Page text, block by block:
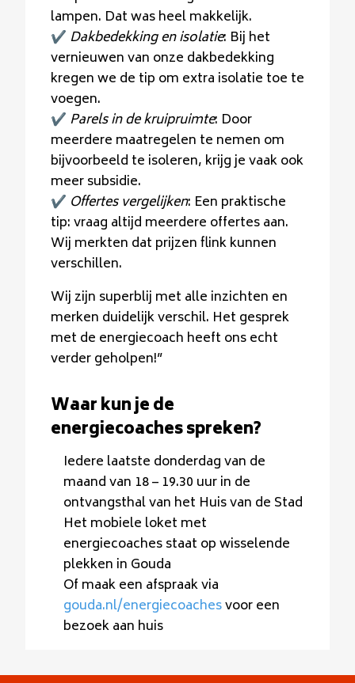
lampen. Dat was heel makkelijk.
✔️ Dakbedekking en isolatie: Bij het
vernieuwen van onze dakbedekking
kregen we de tip om extra isolatie toe te
voegen.
✔️ Parels in de kruipruimte: Door
meerdere maatregelen te nemen om
bijvoorbeeld te isoleren, krijg je vaak ook
meer subsidie.
✔️ Offertes vergelijken: Een praktische
tip: vraag altijd meerdere offertes aan.
Wij merkten dat prijzen flink kunnen
verschillen.
Wij zijn superblij met alle inzichten en
merken duidelijk verschil. Het gesprek
met de energiecoach heeft ons echt
verder geholpen!”
Waar kun je de
energiecoaches spreken?
Iedere laatste donderdag van de
maand van 18 – 19.30 uur in de
ontvangsthal van het Huis van de Stad
Het mobiele loket met
energiecoaches staat op wisselende
plekken in Gouda
Of maak een afspraak via
gouda.nl/energiecoachesvoor een
bezoek aan huis